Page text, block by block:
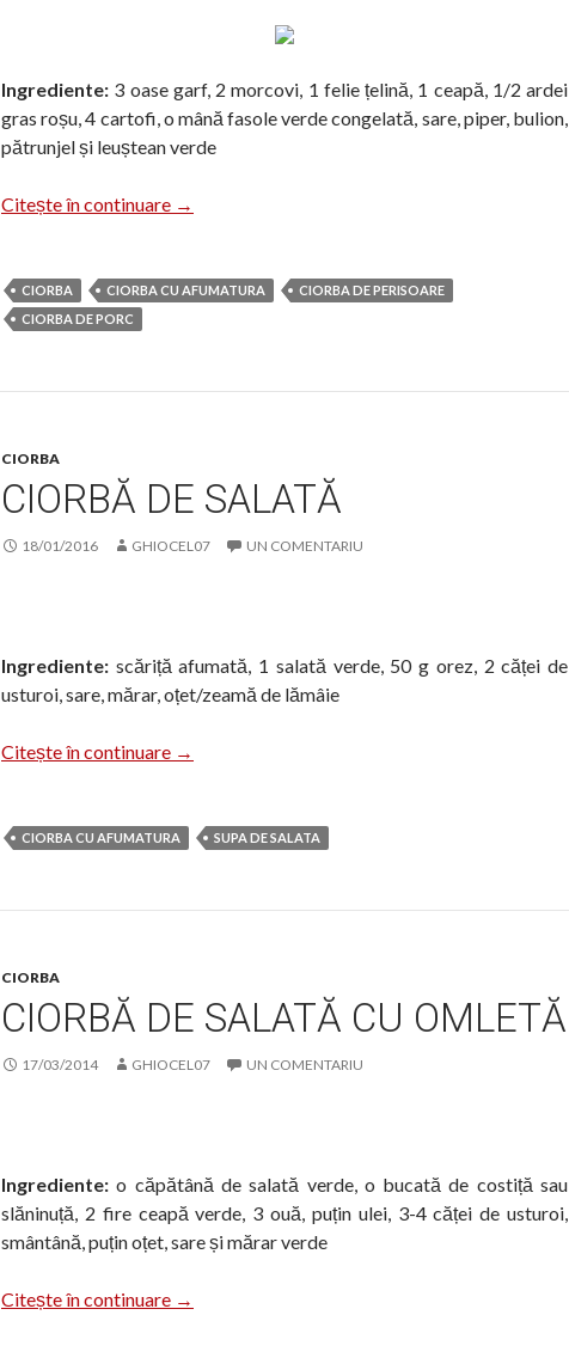
Ingrediente: 3 oase garf, 2 morcovi, 1 felie țelină, 1 ceapă, 1/2 ardei
gras roșu, 4 cartofi, o mână fasole verde congelată, sare, piper, bulion,
pătrunjel și leuștean verde
Citește în continuare Ciorba cu oase garf
→
CIORBA CIORBA CU AFUMATURA
CIORBA DE PERISOARE
CIORBA DE PORC
CIORBA
CIORBĂ DE SALATĂ
18/01/2016 GHIOCEL07 UN COMENTARIU
Ingrediente: scăriță afumată, 1 salată verde, 50 g orez, 2 căței de
usturoi, sare, mărar, oțet/zeamă de lămâie
Citește în continuare Ciorbă de salată
→
CIORBA CU AFUMATURA SUPA DE SALATA
CIORBA
CIORBĂ DE SALATĂ CU OMLETĂ
17/03/2014 GHIOCEL07 UN COMENTARIU
Ingrediente: o căpătână de salată verde, o bucată de costiță sau
slăninuță, 2 fire ceapă verde, 3 ouă, puțin ulei, 3-4 căței de usturoi,
smântână, puțin oțet, sare și mărar verde
Citește în continuare Ciorbă de salată cu omletă
→